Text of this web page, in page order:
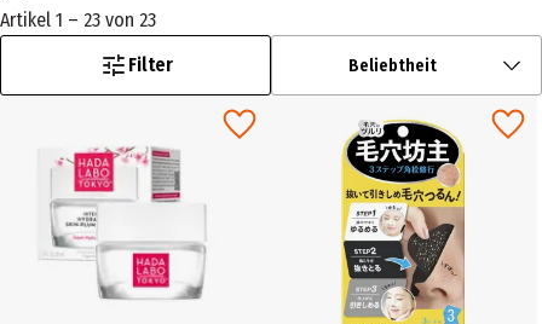
Artikel 1 – 23 von 23
Filter
Beliebtheit